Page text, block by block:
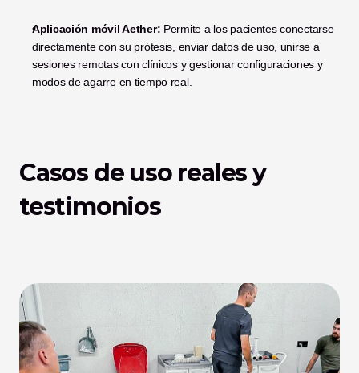
Aplicación móvil Aether: Permite a los pacientes conectarse
directamente con su prótesis, enviar datos de uso, unirse a
sesiones remotas con clínicos y gestionar configuraciones y
modos de agarre en tiempo real.
Casos de uso reales y
testimonios